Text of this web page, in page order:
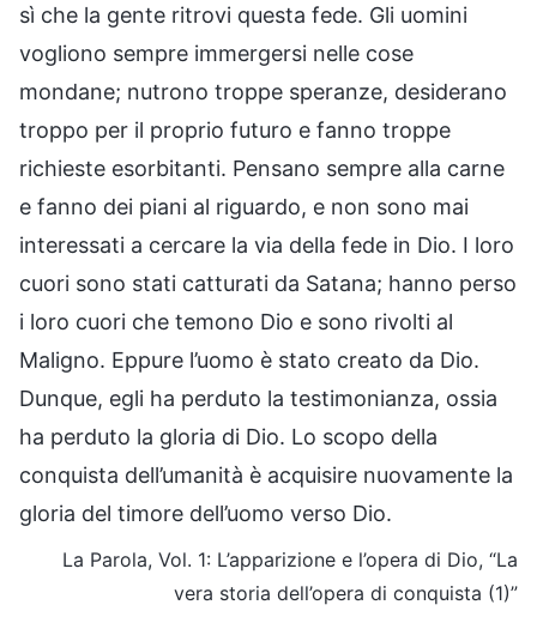
sì che la gente ritrovi questa fede. Gli uomini
vogliono sempre immergersi nelle cose
mondane; nutrono troppe speranze, desiderano
troppo per il proprio futuro e fanno troppe
richieste esorbitanti. Pensano sempre alla carne
e fanno dei piani al riguardo, e non sono mai
interessati a cercare la via della fede in Dio. I loro
cuori sono stati catturati da Satana; hanno perso
i loro cuori che temono Dio e sono rivolti al
Maligno. Eppure l’uomo è stato creato da Dio.
Dunque, egli ha perduto la testimonianza, ossia
ha perduto la gloria di Dio. Lo scopo della
conquista dell’umanità è acquisire nuovamente la
gloria del timore dell’uomo verso Dio.
La Parola, Vol. 1: L’apparizione e l’opera di Dio, “La
vera storia dell’opera di conquista (1)”